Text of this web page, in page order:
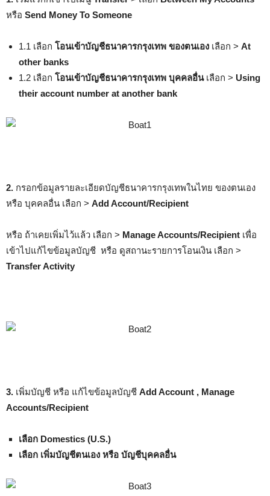
หรือ Send Money To Someone
1.1 เลือก โอนเข้าบัญชีธนาคารกรุงเทพ ของตนเอง เลือก > At
other banks
1.2 เลือก โอนเข้าบัญชีธนาคารกรุงเทพ บุคคลอื่น เลือก > Using
their account number at another bank
2. กรอกข้อมูลรายละเอียดบัญชีธนาคารกรุงเทพในไทย ของตนเอง
หรือ บุคคลอื่น เลือก > Add Account/Recipient
หรือ ถ้าเคยเพิ่มไว้แล้ว เลือก > Manage Accounts/Recipient เพื่อ
เข้าไปแก้ไขข้อมูลบัญชี หรือ ดูสถานะรายการโอนเงิน เลือก >
Transfer Activity
3. เพิ่มบัญชี หรือ แก้ไขข้อมูลบัญชี Add Account , Manage
Accounts/Recipient
เลือก Domestics (U.S.)
เลือก เพิ่มบัญชีตนเอง หรือ บัญชีบุคคลอื่น